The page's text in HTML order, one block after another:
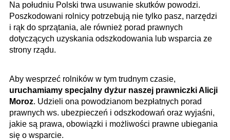
Na południu Polski trwa usuwanie skutków powodzi.
Poszkodowani rolnicy potrzebują nie tylko pasz, narzędzi
i rąk do sprzątania, ale również porad prawnych
dotyczących uzyskania odszkodowania lub wsparcia ze
strony rządu.
Aby wesprzeć rolników w tym trudnym czasie,
uruchamiamy specjalny dyżur naszej prawniczki Alicji
Moroz. Udzieli ona powodzianom bezpłatnych porad
prawnych ws. ubezpieczeń i odszkodowań oraz wyjaśni,
jakie są prawa, obowiązki i możliwości prawne ubiegania
się o wsparcie.